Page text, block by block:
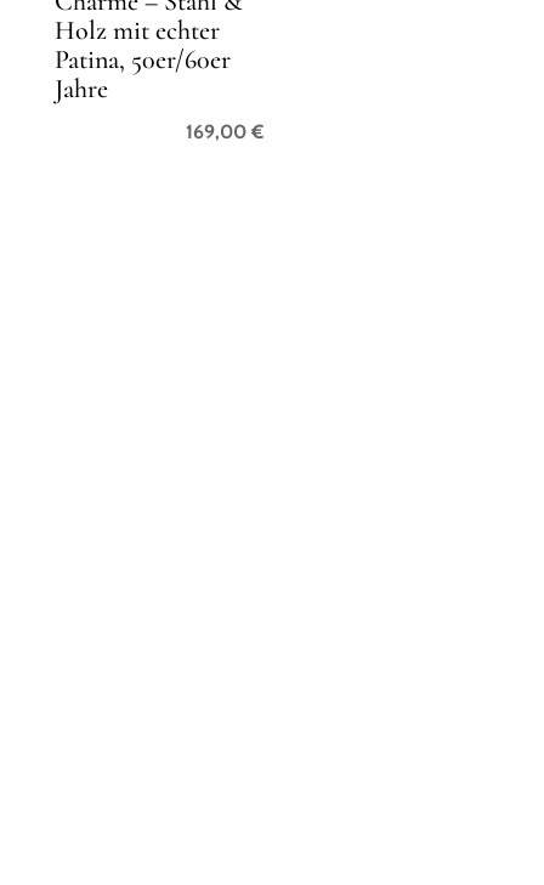
Holz mit echter
Patina, 50er/60er
Jahre
169,00 €